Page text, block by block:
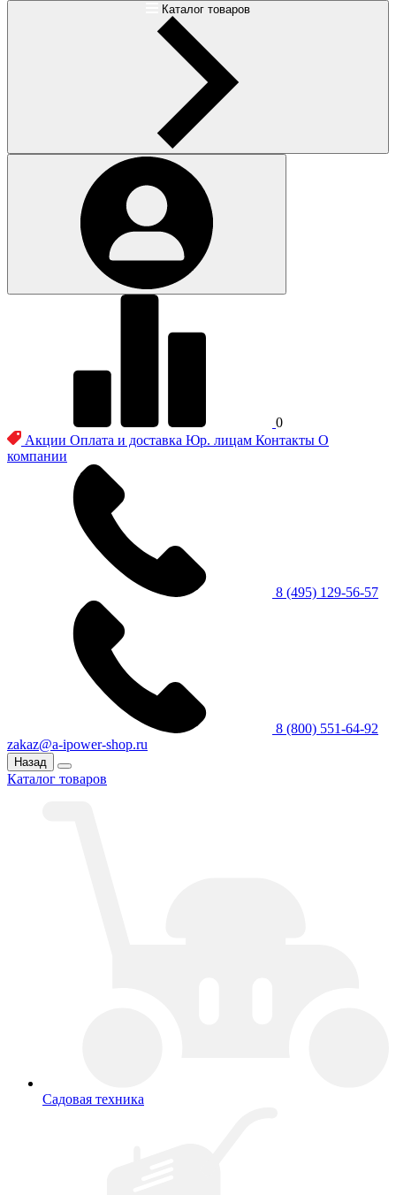
Каталог товаров
0
Акции Оплата и доставка Юр. лицам Контакты О
компании
8 (495) 129-56-57
8 (800) 551-64-92
zakaz@a-ipower-shop.ru
Назад
Каталог товаров
Садовая техника